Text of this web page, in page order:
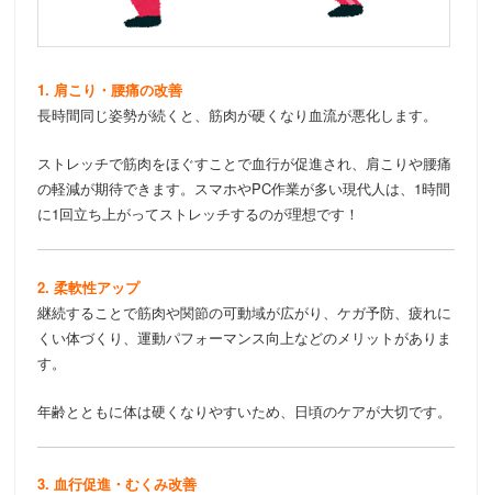
1. 肩こり・腰痛の改善
長時間同じ姿勢が続くと、筋肉が硬くなり血流が悪化します。
ストレッチで筋肉をほぐすことで血行が促進され、肩こりや腰痛
の軽減が期待できます。スマホやPC作業が多い現代人は、1時間
に1回立ち上がってストレッチするのが理想です！
2. 柔軟性アップ
継続することで筋肉や関節の可動域が広がり、ケガ予防、疲れに
くい体づくり、運動パフォーマンス向上などのメリットがありま
す。
年齢とともに体は硬くなりやすいため、日頃のケアが大切です。
3. 血行促進・むくみ改善